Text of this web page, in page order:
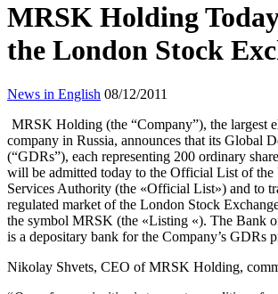
MRSK Holding
the London Stock
News in English 08/12/2011
MRSK Holding (the “Company”), the largest
company in Russia, announces that its Global
(“GDRs”), each representing 200 ordinary
will be admitted today to the Official List of
Services Authority (the «Official List») and to
regulated market of the London Stock
the symbol MRSK (the «Listing «). The Bank
is a depositary bank for the Company’s GDRs
Nikolay Shvets, CEO of MRSK Holding,